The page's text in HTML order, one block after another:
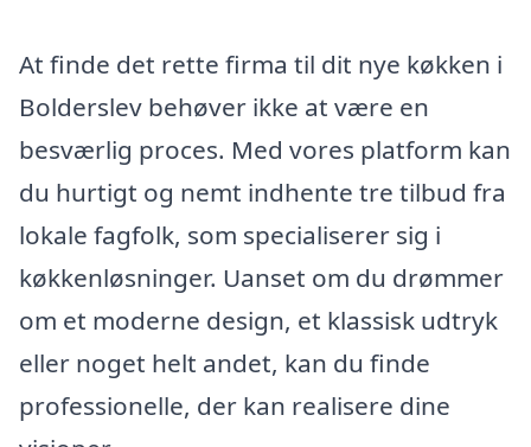
At finde det rette firma til dit nye køkken i
Bolderslev behøver ikke at være en
besværlig proces. Med vores platform kan
du hurtigt og nemt indhente tre tilbud fra
lokale fagfolk, som specialiserer sig i
køkkenløsninger. Uanset om du drømmer
om et moderne design, et klassisk udtryk
eller noget helt andet, kan du finde
professionelle, der kan realisere dine